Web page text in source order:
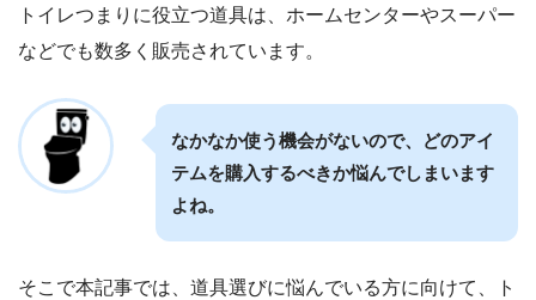
トイレつまりに役立つ道具は、ホームセンターやスーパー
などでも数多く販売されています。
なかなか使う機会がないので、どのアイ
テムを購入するべきか悩んでしまいます
よね。
そこで本記事では、道具選びに悩んでいる方に向けて、ト